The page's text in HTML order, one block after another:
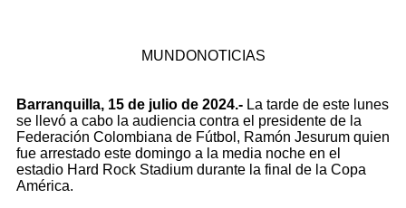
MUNDONOTICIAS
Barranquilla, 15 de julio de 2024.- La tarde de este lunes
se llevó a cabo la audiencia contra el presidente de la
Federación Colombiana de Fútbol, Ramón Jesurum quien
fue arrestado este domingo a la media noche en el
estadio Hard Rock Stadium durante la final de la Copa
América.